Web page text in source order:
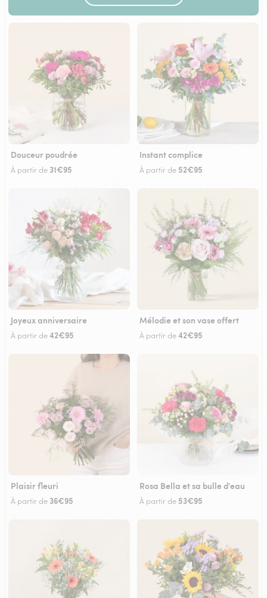
Douceur poudrée
À partir de 31€95
Instant complice
À partir de 52€95
Joyeux anniversaire
À partir de42€95
Mélodie et son vase offert
À partir de42€95
Plaisir fleuri
À partir de 36€95
Rosa Bella et sa bulle d'eau
À partir de 53€95